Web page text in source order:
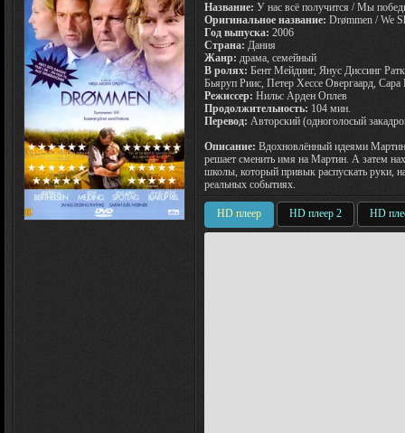
Название: У нас всё получится / Мы
Оригинальное название: Drømmen / We
Год выпуска: 2006
Страна: Дания
Жанр: драма, семейный
В ролях: Бент Мейдинг, Янус Диссинг
Бьяруп Риис, Петер Хессе Овергаард,
Режиссер: Нильс Арден Оплев
Продолжительность: 104 мин.
Перевод: Авторский (одноголосый
Описание: Вдохновлённый идеями
решает сменить имя на Мартин. А затем
школы, который привык распускать руки,
реальных событиях.
HD плеер HD плеер 2 HD